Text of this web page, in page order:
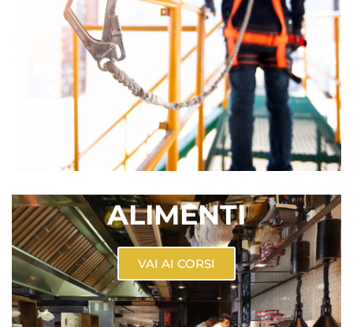
ALIMENTI
VAI AI CORSI